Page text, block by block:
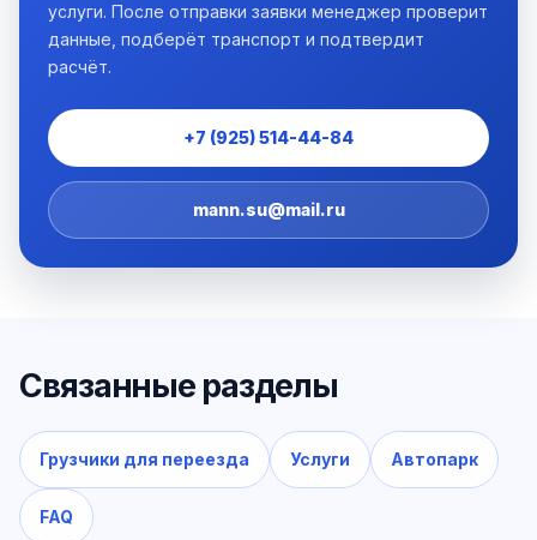
услуги. После отправки заявки менеджер проверит
данные, подберёт транспорт и подтвердит
расчёт.
+7 (925) 514-44-84
mann.su@mail.ru
Связанные разделы
Грузчики для переезда Услуги Автопарк
FAQ